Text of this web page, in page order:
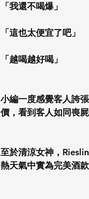
「我還不喝爆」
「這也太便宜了吧」
「越喝越好喝」
小編一度感覺客人誇
價，看到客人如同喪
至於清涼女神，
熱天氣中實為完美酒款